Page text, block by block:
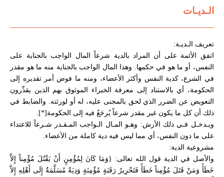
الوديـعـة
الكفـالـة
الحـاكـم والحكم على الأشياء والأفعال
القضاء في الإسلام
الـحـدود
الـديـات
التعزير والأرش
المخـالفـات
الـعـفـو
الكفـارات
الـصـلـح
العلاقات الداخليـة والعـلاقات الدولية
عقـد الـذمـة
الخـاتمـة
التقليد والاجتهاد الطريقة العملية للاجتهاد
رأي ونـداء ودعـاء
الـديـات
تعريف الـديـة:
اتفق الأئمة على أن المراد بالدية شرعاً المال الواجب بالجناية على
النفس، أو ما هو في حكمها. وهذا المال الواجب بالجناية منه ما هو مقدر
في الشرع، كدية النفس وأكثر الأعضاء، ومنه ما فوض أمر تقديره إلى
الحكومة، أي بالاستناد إلى معرفة الخبراء الموثوق بهم الذين يقدِّرون
التعويض عن الضرر الذي لحق بالمجنى عليه، له أو لورثته. والضابط في
ذلك أن كل ما يكون غير مقدر شرعاً يُرجَعُ فيه إلى الحكومة[*].
ويـدخـل فـي ذلك الأرش: وهـو المـال الـواجب المـقـدر شـرعاً للاعتداء
على ما دون النفس، أي مما ليس فيه دية كاملة من الأعضاء.
مشروعية الدية:
والأصل في الدية قول الله تعالى: {وَمَا كَانَ لِمُؤْمِنٍ أَنْ يَقْتُلَ مُؤْمِناً إِلاَّ
خَطَأً وَمَنْ قَتَلَ مُؤْمِناً خَطَأً فَتَحْرِيرُ رَقَبَةٍ مُؤْمِنَةٍ وَدِيَةٌ مُسَلَّمَةٌ إِلَى أَهْلِهِ إِلاَّ